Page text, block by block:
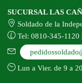
SUCURSAL LAS
Soldado de la
Tel: 0810-345-1120
Lun a Vier. de 9 a